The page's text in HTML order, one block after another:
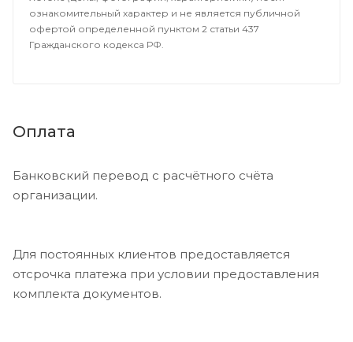
ознакомительный характер и не является публичной
офертой определенной пунктом 2 статьи 437
Гражданского кодекса РФ.
Оплата
Банковский перевод с расчётного счёта
организации.
Для постоянных клиентов предоставляется
отсрочка платежа при условии предоставления
комплекта документов.